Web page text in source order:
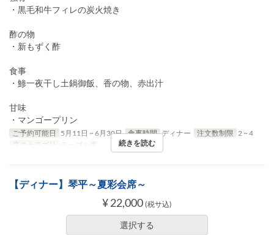
・黒毛和牛フィレの炭火焼き
酢の物
・新もずく酢
食事
・鯵一夜干し土鍋御飯、香の物、赤出汁
甘味
・マンゴープリン
ご予約可能日 5月11日 ~ 6月30日 食事時間 ディナー 注文数制限 2 ~ 4
席のカテゴリ
テーブル席 続きを読む
【ディナー】琴平～夏彩会席～
¥ 22,000 (税サ込)
選択する